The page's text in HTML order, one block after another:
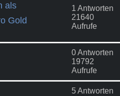
als
Gold
1 Antworten
21640
Aufrufe
0 Antworten
19792
Aufrufe
5 Antworten